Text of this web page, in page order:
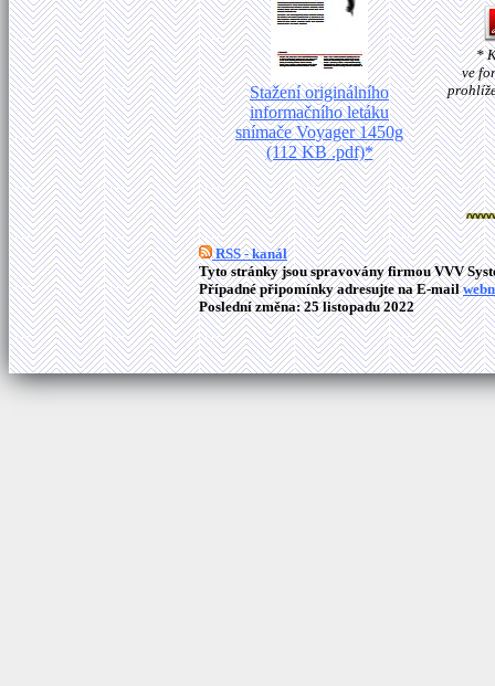
Stažení originálního
informačního letáku
snímače Voyager 1450g
(112 KB .pdf)*
*
ve
RSS - kanál
Tyto stránky jsou spravovány firmou VVV
Případné připomínky adresujte na E-mail
Poslední změna: 25 listopadu 2022